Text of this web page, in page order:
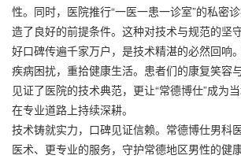
性。同时，医院推行“一医一患一诊室”的私密
造了良好的前提条件。这种对技术与规范的坚
好口碑传遍千家万户，是技术精湛的必然回响
疾病困扰，重拾健康生活。患者们的康复笑容
见证了医院的技术典范，更让“常德博仕”成为
在专业道路上持续深耕。
技术铸就实力，口碑见证信赖。常德博仕男科
医术、更专业的服务，守护常德地区男性的健